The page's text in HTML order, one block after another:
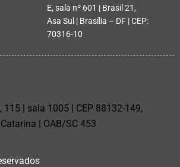
E, sala nº 601 | Brasil 21,
Asa Sul | Brasília – DF | CEP:
70316-10
115 | sala 1005 | CEP 88132-149,
| OAB/SC 453